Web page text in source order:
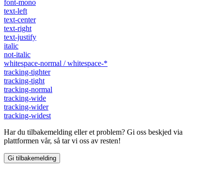
font-mono
text-left
text-center
text-right
text-justify
italic
not-italic
whitespace-normal / whitespace-*
tracking-tighter
tracking-tight
tracking-normal
tracking-wide
tracking-wider
tracking-widest
Har du tilbakemelding eller et problem? Gi oss beskjed via
plattformen vår, så tar vi oss av resten!
Gi tilbakemelding